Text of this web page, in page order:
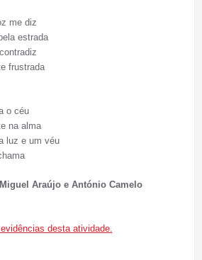
me diz
estrada
frustrada
o céu
na alma
luz e um véu
Araújo e António Camelo
desta atividade.